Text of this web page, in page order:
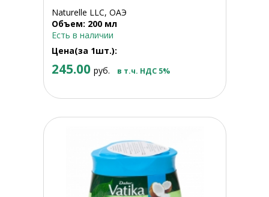
Naturelle LLC, ОАЭ
Объем: 200 мл
Есть в наличии
Цена(за 1шт.):
245.00 руб. в т.ч. НДС 5%